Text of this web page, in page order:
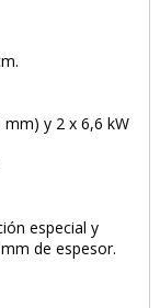
mm) y 2 x 6,6 kW
especial y
de espesor.